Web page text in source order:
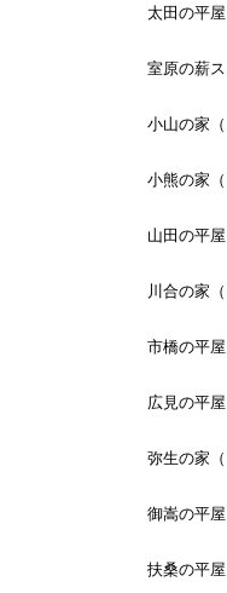
太田の平屋
室原の薪
小山の家（
小熊の家（
山田の平屋
川合の家（
市橋の平屋
広見の平屋
弥生の家（
御嵩の平屋
扶桑の平屋